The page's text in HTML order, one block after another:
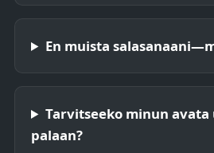
En muista
Tarvitseeko minun
palaan?